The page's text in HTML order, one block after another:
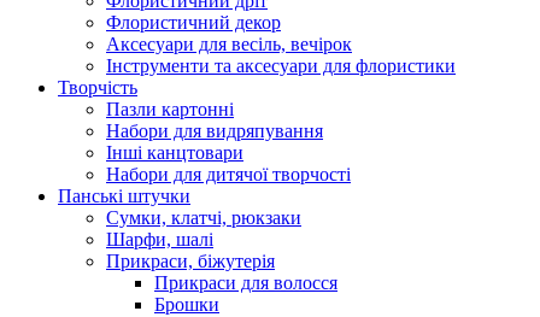
Флористичний декор
Аксесуари для весіль, вечірок
Інструменти та аксесуари для флористики
Творчість
Пазли картонні
Набори для видряпування
Інші канцтовари
Набори для дитячої творчості
Панські штучки
Сумки, клатчі, рюкзаки
Шарфи, шалі
Прикраси, біжутерія
Прикраси для волосся
Брошки